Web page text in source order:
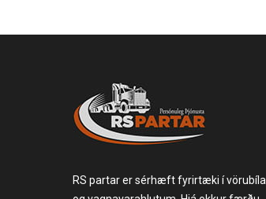
RS partar er sérhæft fyrirtæki í vörubíla